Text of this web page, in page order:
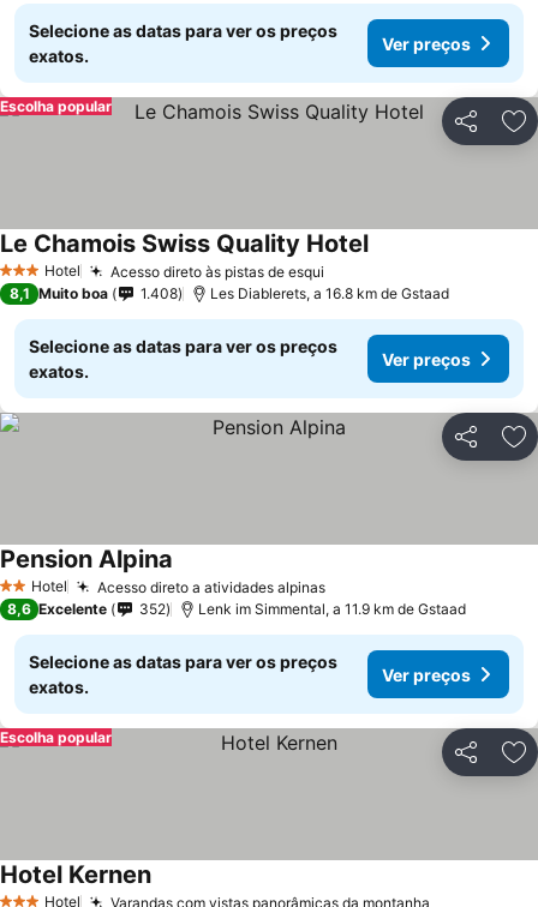
Selecione as datas para ver os preços
exatos.
Ver preços
Partilhar
Escolha popular
3 EstrelasHotel Acesso direto às pistas de esqui
Le Chamois Swiss Quality HotelVer preços
8,1 Muito boa 1.408 Les Diablerets, a 16.8 km de Gstaad
Selecione as datas para ver os preços
exatos.
Ver preços
Partilhar
2 Estrelas
Hotel Acesso direto a atividades alpinasVer preços
Pension Alpina
8,6 Excelente 352 Lenk im Simmental, a 11.9 km de Gstaad
Selecione as datas para ver os preços
exatos.
Ver preços
Partilhar
Escolha popular
Hotel Varandas com vistas panorâmicas da montanha
Hotel KernenVer preços